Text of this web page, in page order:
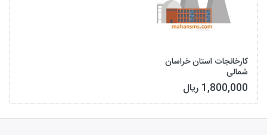
کارخانجات استان خراسان
شمالی
1,800,000 ریال